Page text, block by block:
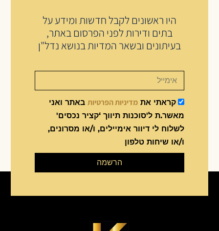
היו ראשונים לקבל חדשות ומידע על
בתים ודירות לפני הפרסום באתר,
בעיתונים ובשאר המדיות בנושא נדל"ן
קראתי את מדיניות הפרטיות באתר ואני
מאשר.ת ל'סוכנות תיווך ‘קציר נכסים'
לשלוח לי דיוור אימיילים, ו/או מסרונים,
ו/או שיחות טלפון
הרשמה